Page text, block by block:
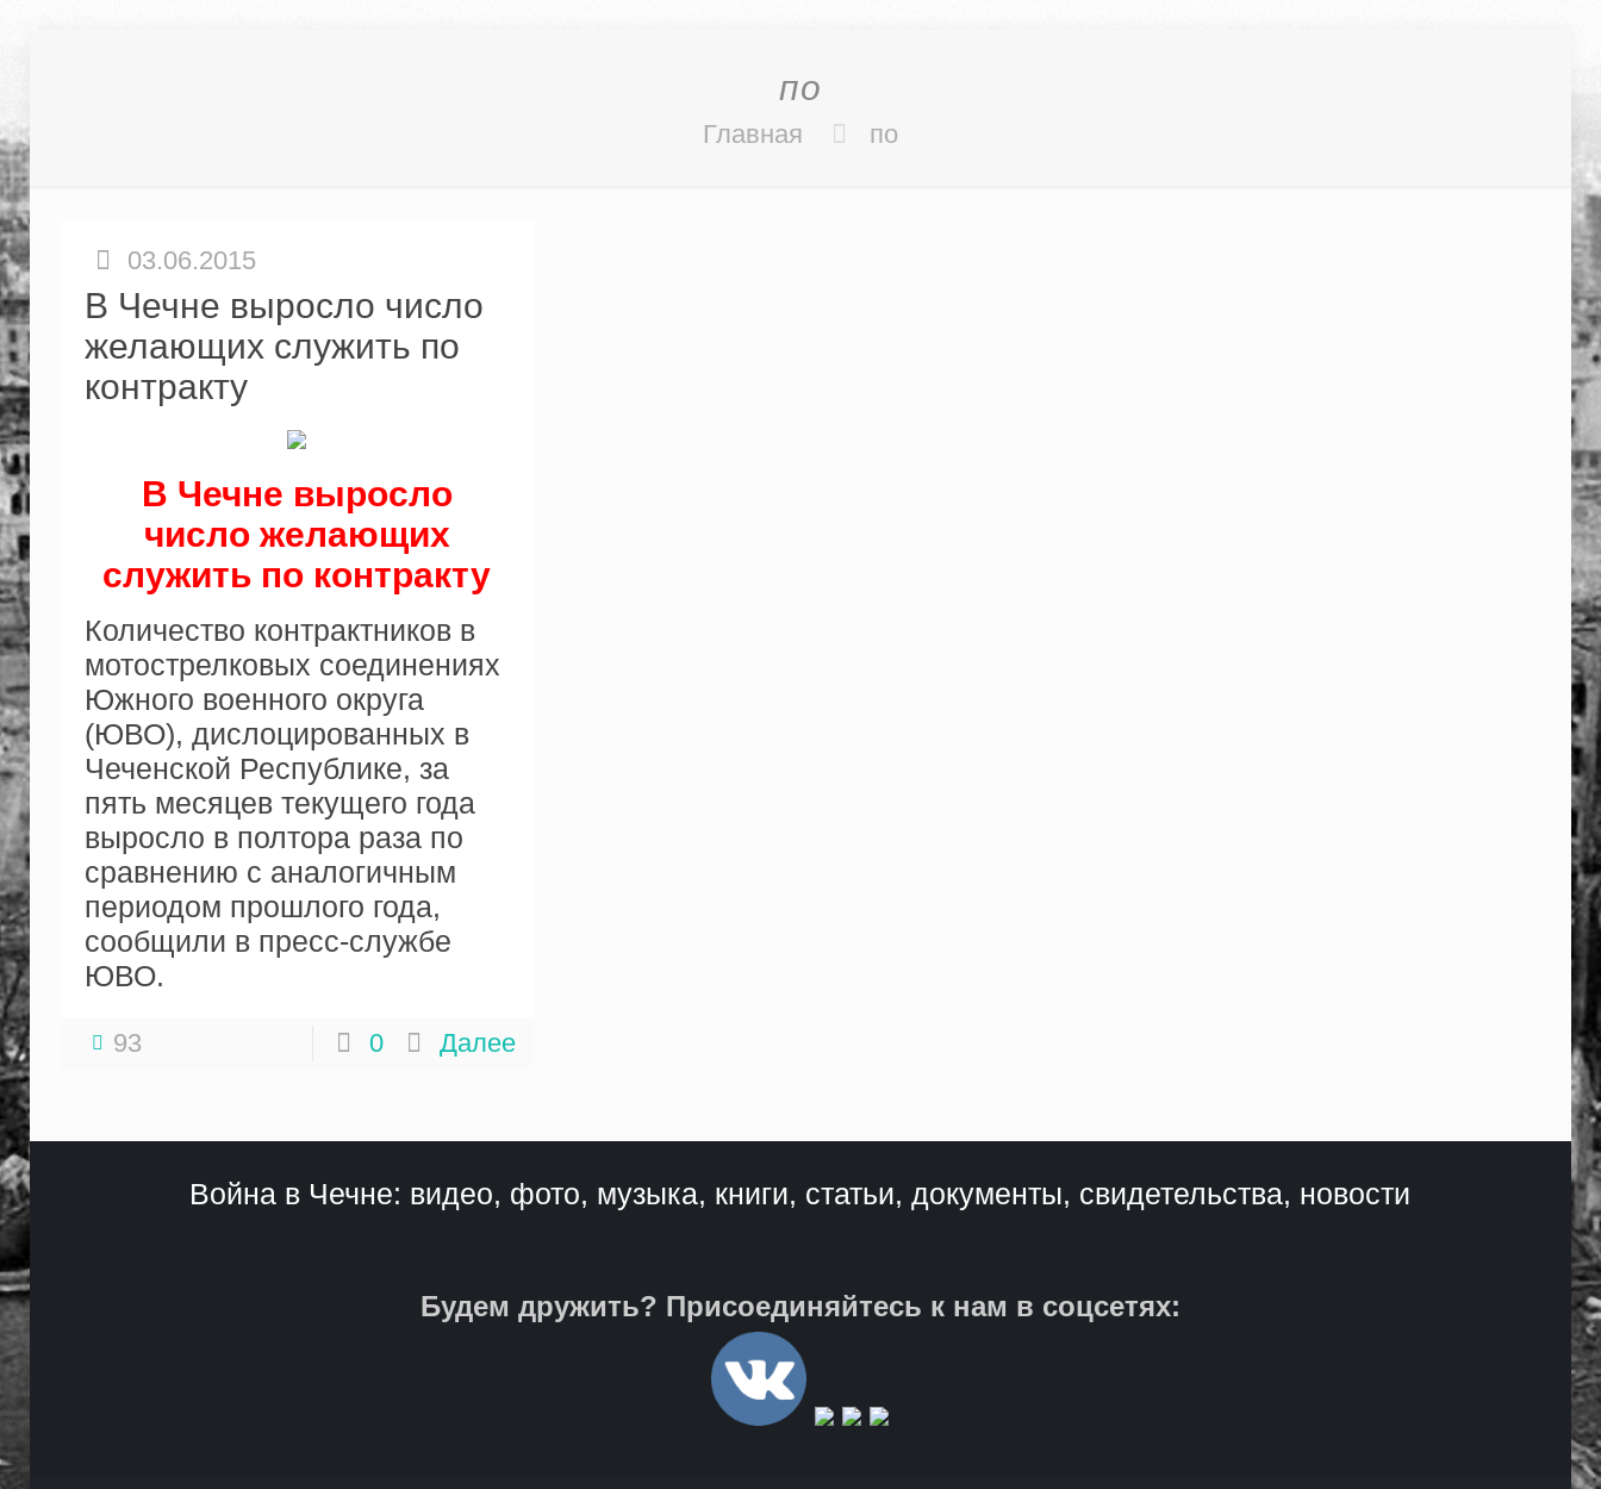
по
Главная по
03.06.2015
В Чечне выросло число
желающих служить по
контракту
В Чечне выросло
число желающих
служить по контракту
Количество контрактников в
мотострелковых соединениях
Южного военного округа
(ЮВО), дислоцированных в
Чеченской Республике, за
пять месяцев текущего года
выросло в полтора раза по
сравнению с аналогичным
периодом прошлого года,
сообщили в пресс-службе
ЮВО.
93 0 Далее
Война в Чечне: видео, фото, музыка, книги, статьи, документы, свидетельства, новости
Будем дружить? Присоединяйтесь к нам в соцсетях: